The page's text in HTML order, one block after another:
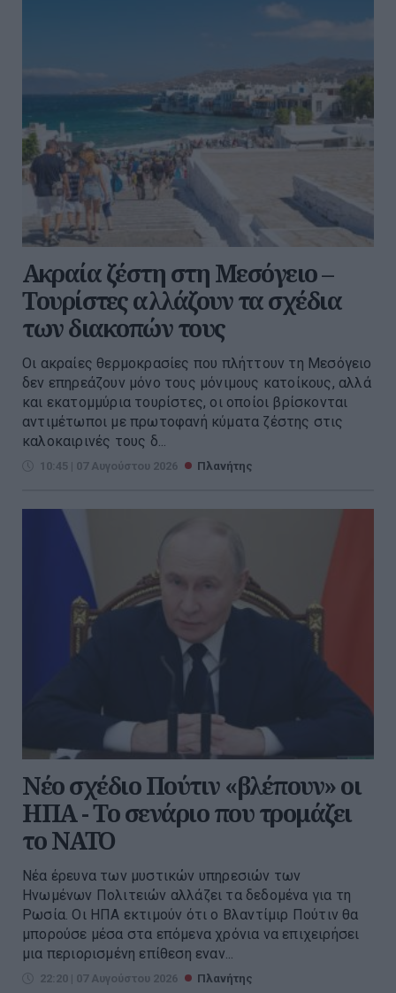
Ακραία ζέστη στη Μεσόγειο –
Τουρίστες αλλάζουν τα σχέδια
των διακοπών τους
Οι ακραίες θερμοκρασίες που πλήττουν τη Μεσόγειο
δεν επηρεάζουν μόνο τους μόνιμους κατοίκους, αλλά
και εκατομμύρια τουρίστες, οι οποίοι βρίσκονται
αντιμέτωποι με πρωτοφανή κύματα ζέστης στις
καλοκαιρινές τους δ...
10:45 | 07 Αυγούστου 2026 Πλανήτης
Νέο σχέδιο Πούτιν «βλέπουν» οι
ΗΠΑ - Το σενάριο που τρομάζει
το ΝΑΤΟ
Νέα έρευνα των μυστικών υπηρεσιών των
Ηνωμένων Πολιτειών αλλάζει τα δεδομένα για τη
Ρωσία. Οι ΗΠΑ εκτιμούν ότι ο Βλαντίμιρ Πούτιν θα
μπορούσε μέσα στα επόμενα χρόνια να επιχειρήσει
μια περιορισμένη επίθεση εναν...
22:20 | 07 Αυγούστου 2026 Πλανήτης